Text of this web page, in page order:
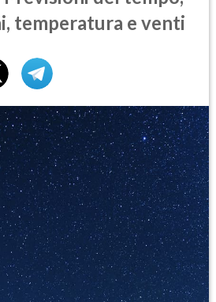
temperatura e venti